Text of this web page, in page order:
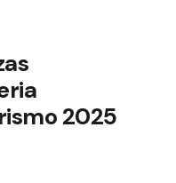
2025